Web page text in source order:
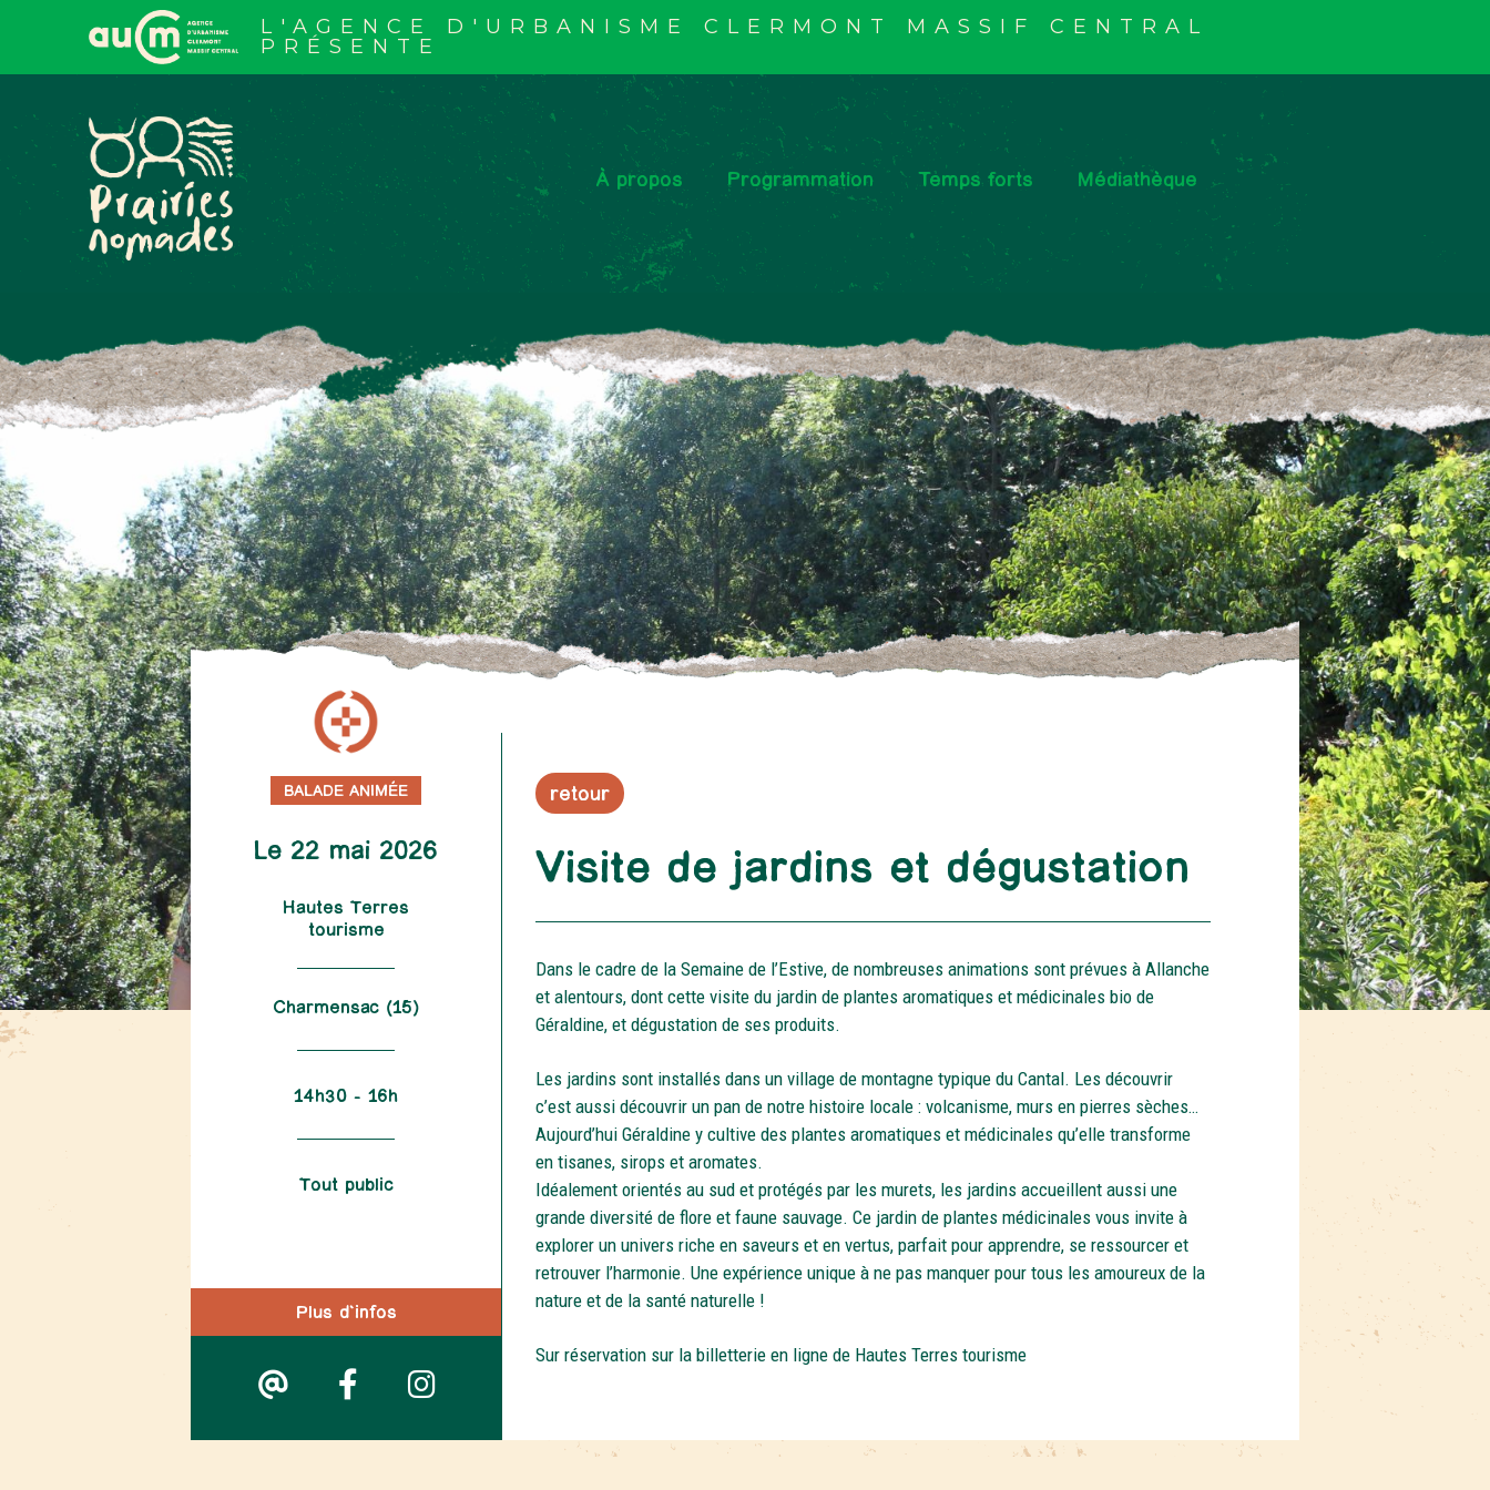
L'AGENCE D'URBANISME CLERMONT MASSIF CENTRAL
PRÉSENTE
À propos Programmation Temps forts Médiathèque
BALADE ANIMÉE
Le 22 mai 2026
Hautes Terres
tourisme
Charmensac (15)
14h30 – 16h
Tout public
Plus d'infos
retour
Visite de jardins et dégustation
Dans le cadre de la Semaine de l’Estive, de nombreuses animations sont prévues à Allanche
et alentours, dont cette visite du jardin de plantes aromatiques et médicinales bio de
Géraldine, et dégustation de ses produits.
Les jardins sont installés dans un village de montagne typique du Cantal. Les découvrir
c’est aussi découvrir un pan de notre histoire locale : volcanisme, murs en pierres sèches…
Aujourd’hui Géraldine y cultive des plantes aromatiques et médicinales qu’elle transforme
en tisanes, sirops et aromates.
Idéalement orientés au sud et protégés par les murets, les jardins accueillent aussi une
grande diversité de flore et faune sauvage. Ce jardin de plantes médicinales vous invite à
explorer un univers riche en saveurs et en vertus, parfait pour apprendre, se ressourcer et
retrouver l’harmonie. Une expérience unique à ne pas manquer pour tous les amoureux de la
nature et de la santé naturelle !
Sur réservation sur la billetterie en ligne de Hautes Terres tourisme